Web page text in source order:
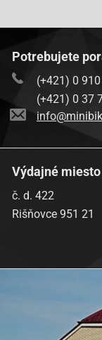
Potrebujete
(+421) 0
(+421) 0 37
Výdajné
č. d. 422
Rišňovce 951 21